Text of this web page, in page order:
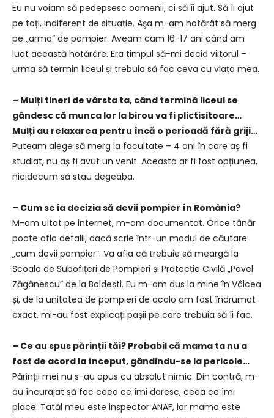
Eu nu voiam să pedepsesc oamenii, ci să îi ajut. Să îi ajut
pe toți, indiferent de situație. Aşa m-am hotărât să merg
pe „arma” de pompier. Aveam cam 16-17 ani când am
luat această hotărâre. Era timpul să-mi decid viitorul –
urma să termin liceul și trebuia să fac ceva cu viața mea.
– Mulți tineri de vârsta ta, când termină liceul se
gândesc că munca lor la birou va fi plictisitoare…
Mulți au relaxarea pentru încă o perioadă fără griji…
Puteam alege să merg la facultate – 4 ani în care aș fi
studiat, nu aș fi avut un venit. Aceasta ar fi fost opțiunea,
nicidecum să stau degeaba.
– Cum se ia decizia să devii pompier în România?
M-am uitat pe internet, m-am documentat. Orice tânăr
poate afla detalii, dacă scrie într-un modul de căutare
„cum devii pompier”. Va afla că trebuie să meargă la
Școala de Subofițeri de Pompieri și Protecție Civilă „Pavel
Zăgănescu” de la Boldești. Eu m-am dus la mine în Vâlcea
și, de la unitatea de pompieri de acolo am fost îndrumat
exact, mi-au fost explicați pașii pe care trebuia să îi fac.
– Ce au spus părinții tăi? Probabil că mama ta nu a
fost de acord la început, gândindu-se la pericole…
Părinții mei nu s-au opus cu absolut nimic. Din contră, m-
au încurajat să fac ceea ce îmi doresc, ceea ce îmi
place. Tatăl meu este inspector ANAF, iar mama este